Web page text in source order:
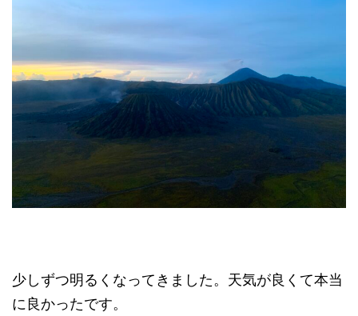
少しずつ明るくなってきました。天気が良くて本当
に良かったです。